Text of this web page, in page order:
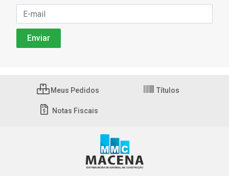
Meus Pedidos Títulos
Notas Fiscais